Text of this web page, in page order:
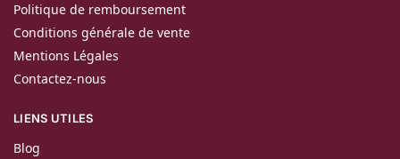
Politique de remboursement
Conditions générale de vente
Mentions Légales
Contactez-nous
LIENS UTILES
Blog